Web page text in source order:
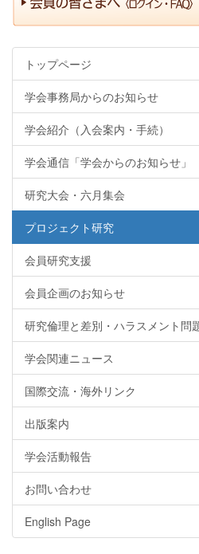
トップページ
学会事務局からのお知らせ
学会紹介（入会案内・手続）
学会通信「学会からのお知らせ」
研究大会・六月集会
プロジェクト研究
会員研究支援
会員企画のお知らせ
研究倫理と差別・ハラスメント問
学会関連ニュース
国際交流・海外リンク
出版案内
学会活動報告
お問い合わせ
English Page